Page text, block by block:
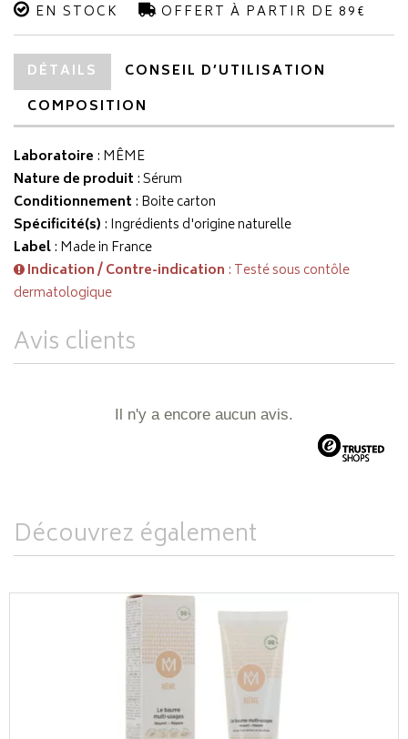
EN STOCK OFFERT À PARTIR DE 89€
DÉTAILS
CONSEIL D’UTILISATION
COMPOSITION
Laboratoire : MÊME
Nature de produit : Sérum
Conditionnement : Boite carton
Spécificité(s) : Ingrédients d'origine naturelle
Label: Made in France
Indication / Contre-indication : Testé sous contôle
dermatologique
Avis clients
Il n'y a encore aucun avis.
Découvrez également